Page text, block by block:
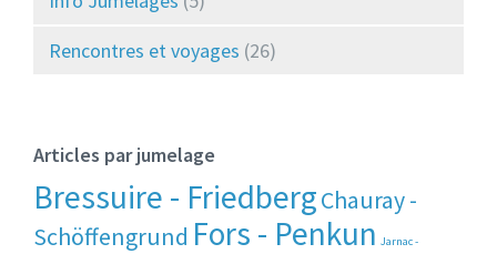
Rencontres et voyages (26)
Articles par jumelage
Bressuire - FriedbergChauray -
Schöffengrund Fors - Penkun Jarnac -